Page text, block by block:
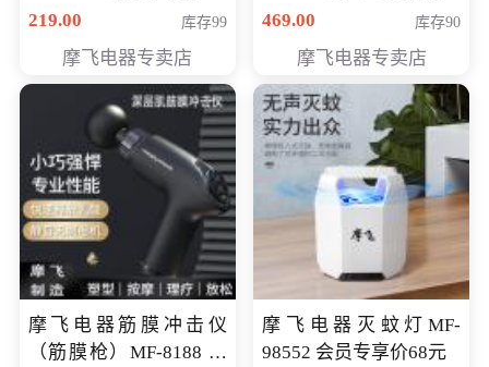
元
219.00 库存99
摩飞电器专卖店
MF-HG30 ） 会员专享价
469.00 库存90
摩飞电器专卖店
摩飞电器筋膜冲击仪
（筋膜枪）MF-8188 会
摩飞电器灭蚊灯MF-
98552 会员专享价68元